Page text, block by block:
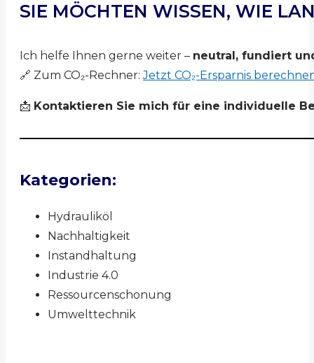
SIE MÖCHTEN WISSEN, WIE
Ich helfe Ihnen gerne weiter – neutral, fundiert
🔗 Zum CO₂-Rechner:Jetzt CO₂-Ersparnis
📩 Kontaktieren Sie mich für eine individuelle
Kategorien:
Hydrauliköl
Nachhaltigkeit
Instandhaltung
Industrie 4.0
Ressourcenschonung
Umwelttechnik